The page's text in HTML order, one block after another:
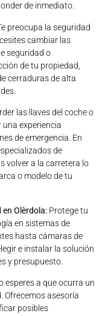
de inmediato.
preocupa la seguridad
cambiar las
seguridad o
de tu propiedad,
cerraduras de alta
las llaves del coche o
una experiencia
de emergencia. En
de
volver a la carretera lo
o modelo de tu
Olèrdola: Protege tu
en sistemas de
hasta cámaras de
e instalar la solución
y presupuesto.
esperes a que ocurra un
Ofrecemos asesoría
posibles